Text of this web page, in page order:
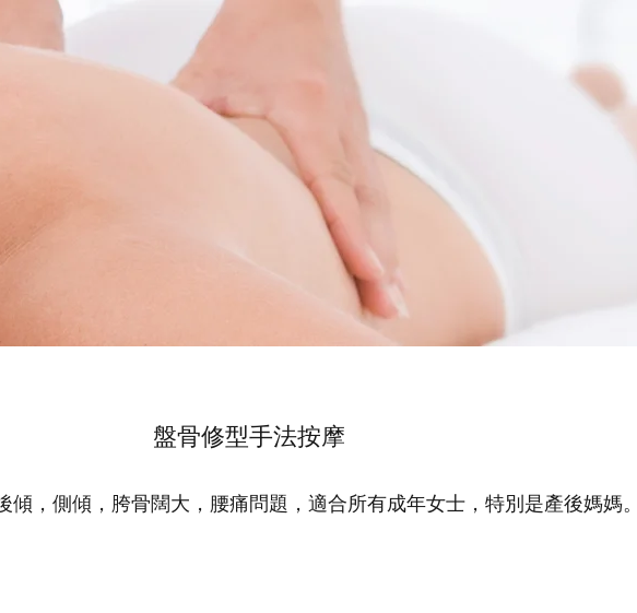
盤骨修型手法按摩
傾，側傾，胯骨闊大，腰痛問題，適合所有成年女士，特別是產後媽媽。